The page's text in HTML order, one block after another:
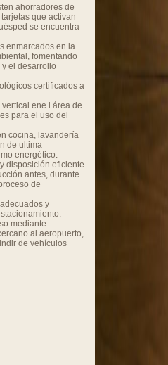
ahorradores de
que activan
se encuentra
enmarcados en la
fomentando
el desarrollo
certificados a
ene l área de
para el uso del
cocina, lavandería
de ultima
energético.
disposición eficiente
antes, durante
de
y
mediante
al aeropuerto,
de vehículos